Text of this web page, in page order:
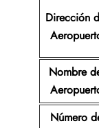
Dirección
Nombre
Número